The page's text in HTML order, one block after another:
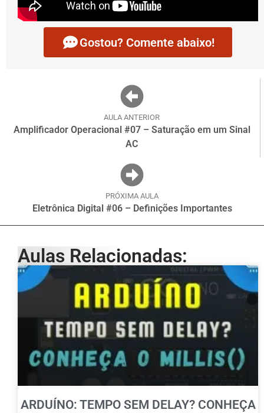
Gostou? Comente abaixo!
AULA ANTERIOR
Amplificador Operacional #07 – Saturação em um Sinal
AC
PRÓXIMA AULA
Eletrônica Digital #06 – Definições Importantes
Aulas Relacionadas:
ARDUÍNO: TEMPO SEM DELAY? CONHEÇA